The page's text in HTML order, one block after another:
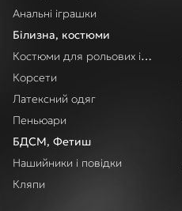
Анальні іграшки
Білизна, костюми
Костюми для рольових ігор
Корсети
Латексний одяг
Пеньюари
БДСМ, Фетиш
Нашийники і повідки
Кляпи